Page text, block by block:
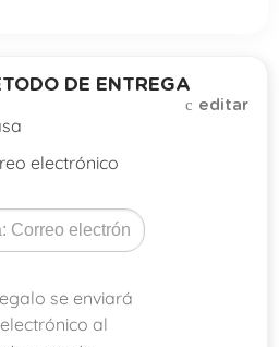
DE ENTREGA
editar
electrónico
se enviará
al